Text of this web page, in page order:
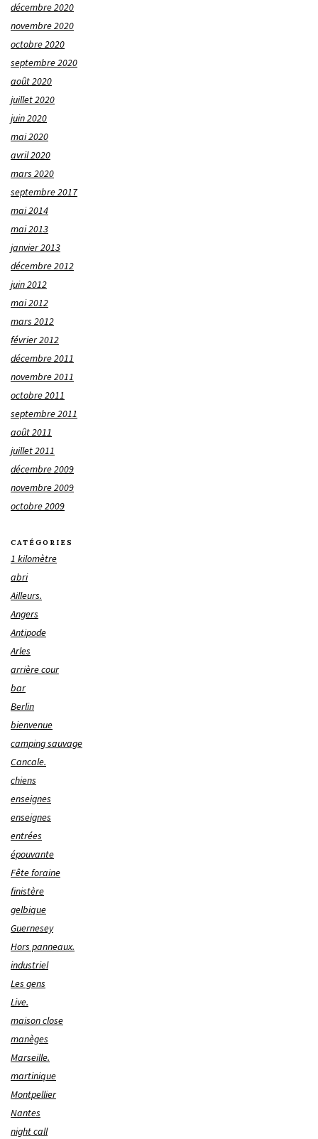
décembre 2020
novembre 2020
octobre 2020
septembre 2020
août 2020
juillet 2020
juin 2020
mai 2020
avril 2020
mars 2020
septembre 2017
mai 2014
mai 2013
janvier 2013
décembre 2012
juin 2012
mai 2012
mars 2012
février 2012
décembre 2011
novembre 2011
octobre 2011
septembre 2011
août 2011
juillet 2011
décembre 2009
novembre 2009
octobre 2009
CATÉGORIES
1 kilomètre
abri
Ailleurs.
Angers
Antipode
Arles
arrière cour
bar
Berlin
bienvenue
camping sauvage
Cancale.
chiens
enseignes
enseignes
entrées
épouvante
Fête foraine
finistère
gelbique
Guernesey
Hors panneaux.
industriel
Les gens
Live.
maison close
manèges
Marseille.
martinique
Montpellier
Nantes
night call